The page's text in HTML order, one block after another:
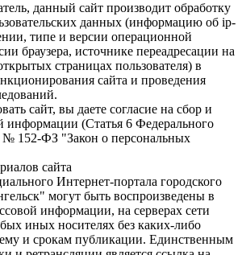
данный сайт производит обработку
данных (информацию об ip-
типе и версии операционной
браузера, источнике переадресации на
страницах пользователя) в
сайта и проведения
сайт, вы даете согласие на сбор и
информации (Статья 6 Федерального
№ 152-ФЗ "Закон о персональных
сайта
Интернет-портала городского
могут быть воспроизведены в
информации, на серверах сети
иных носителях без каких-либо
и срокам публикации. Единственным